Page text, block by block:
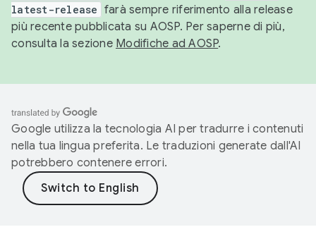
latest-release farà sempre riferimento alla release
più recente pubblicata su AOSP. Per saperne di più,
consulta la sezione Modifiche ad AOSP.
Google utilizza la tecnologia AI per tradurre i contenuti
nella tua lingua preferita. Le traduzioni generate dall'AI
potrebbero contenere errori.